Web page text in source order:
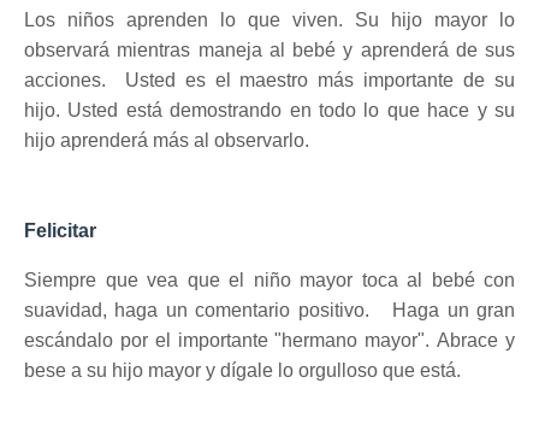
Los niños aprenden lo que viven. Su hijo mayor lo
observará mientras maneja al bebé y aprenderá de sus
acciones. Usted es el maestro más importante de su
hijo. Usted está demostrando en todo lo que hace y su
hijo aprenderá más al observarlo.
Felicitar
Siempre que vea que el niño mayor toca al bebé con
suavidad, haga un comentario positivo.
Haga un gran
escándalo por el importante "hermano mayor".Abrace y
bese a su hijo mayor y dígale lo orgulloso que está.